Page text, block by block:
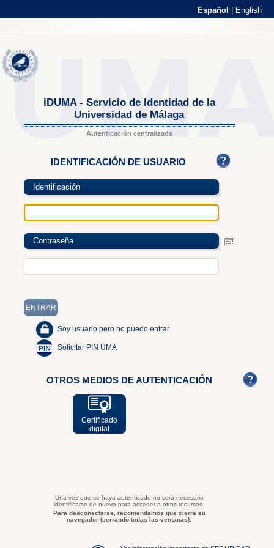
Español English
iDUMA - Servicio de Identidad de la
Universidad de Málaga
Autenticación centralizada
IDENTIFICACIÓN DE USUARIO
Identificación
Contraseña
Soy usuario pero no puedo entrar
Solicitar PIN UMA
OTROS MEDIOS DE AUTENTICACIÓN
Certificado
digital
Una vez que se haya autenticado no será necesario
identificarse de nuevo para acceder a otros recursos.
Para desconectarse, recomendamos que cierre su
navegador (cerrando todas las ventanas).